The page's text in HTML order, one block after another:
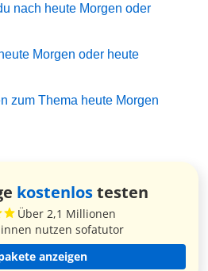
nach heute Morgen oder
Morgen oder heute
zum Thema heute Morgen
kostenlostesten
Über 2,1 Millionen
nutzen sofatutor
anzeigen